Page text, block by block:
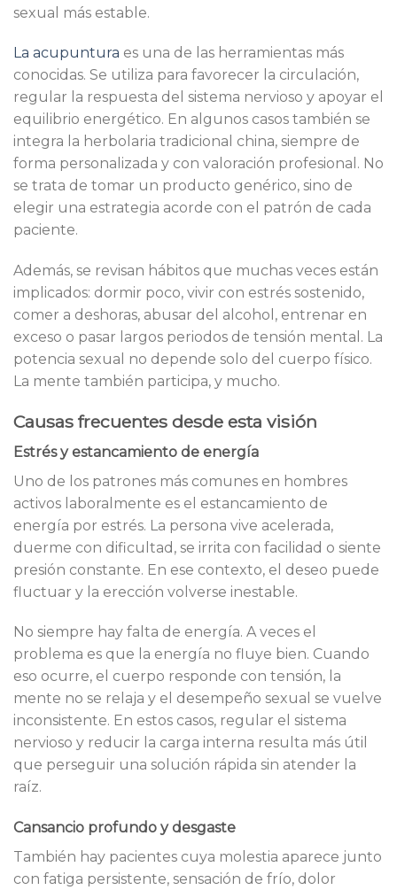
sexual más estable.
La acupuntura es una de las herramientas más
conocidas. Se utiliza para favorecer la circulación,
regular la respuesta del sistema nervioso y apoyar el
equilibrio energético. En algunos casos también se
integra la herbolaria tradicional china, siempre de
forma personalizada y con valoración profesional. No
se trata de tomar un producto genérico, sino de
elegir una estrategia acorde con el patrón de cada
paciente.
Además, se revisan hábitos que muchas veces están
implicados: dormir poco, vivir con estrés sostenido,
comer a deshoras, abusar del alcohol, entrenar en
exceso o pasar largos periodos de tensión mental. La
potencia sexual no depende solo del cuerpo físico.
La mente también participa, y mucho.
Causas frecuentes desde esta visión
Estrés y estancamiento de energía
Uno de los patrones más comunes en hombres
activos laboralmente es el estancamiento de
energía por estrés. La persona vive acelerada,
duerme con dificultad, se irrita con facilidad o siente
presión constante. En ese contexto, el deseo puede
fluctuar y la erección volverse inestable.
No siempre hay falta de energía. A veces el
problema es que la energía no fluye bien. Cuando
eso ocurre, el cuerpo responde con tensión, la
mente no se relaja y el desempeño sexual se vuelve
inconsistente. En estos casos, regular el sistema
nervioso y reducir la carga interna resulta más útil
que perseguir una solución rápida sin atender la
raíz.
Cansancio profundo y desgaste
También hay pacientes cuya molestia aparece junto
con fatiga persistente, sensación de frío, dolor